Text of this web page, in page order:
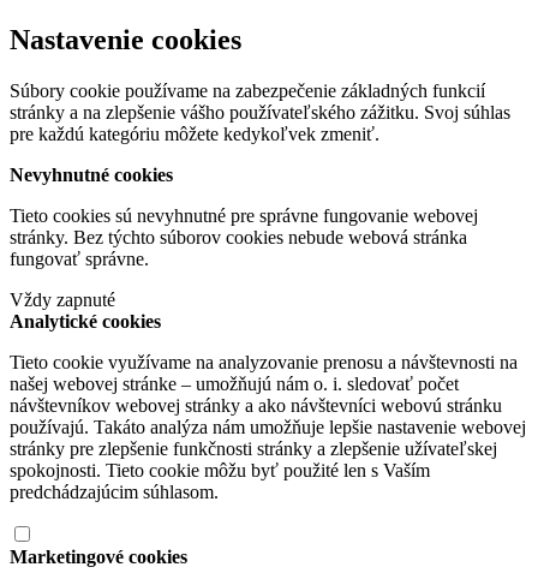
Nastavenie cookies
Súbory cookie používame na zabezpečenie základných funkcií
stránky a na zlepšenie vášho používateľského zážitku. Svoj súhlas
pre každú kategóriu môžete kedykoľvek zmeniť.
Nevyhnutné cookies
Tieto cookies sú nevyhnutné pre správne fungovanie webovej
stránky. Bez týchto súborov cookies nebude webová stránka
fungovať správne.
Vždy zapnuté
Analytické cookies
Tieto cookie využívame na analyzovanie prenosu a návštevnosti na
našej webovej stránke – umožňujú nám o. i. sledovať počet
návštevníkov webovej stránky a ako návštevníci webovú stránku
používajú. Takáto analýza nám umožňuje lepšie nastavenie webovej
stránky pre zlepšenie funkčnosti stránky a zlepšenie užívateľskej
spokojnosti. Tieto cookie môžu byť použité len s Vaším
predchádzajúcim súhlasom.
Marketingové cookies